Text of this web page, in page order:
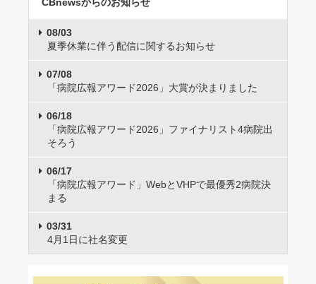
08/03
夏季休業に伴う配信に関するお知らせ
07/08
「病院広報アワード2026」大賞が決まりました
06/18
「病院広報アワード2026」ファイナリスト4病院出
そろう
06/17
「病院広報アワード」WebとVHPで最優秀2病院決
まる
03/31
4月1日に社名変更